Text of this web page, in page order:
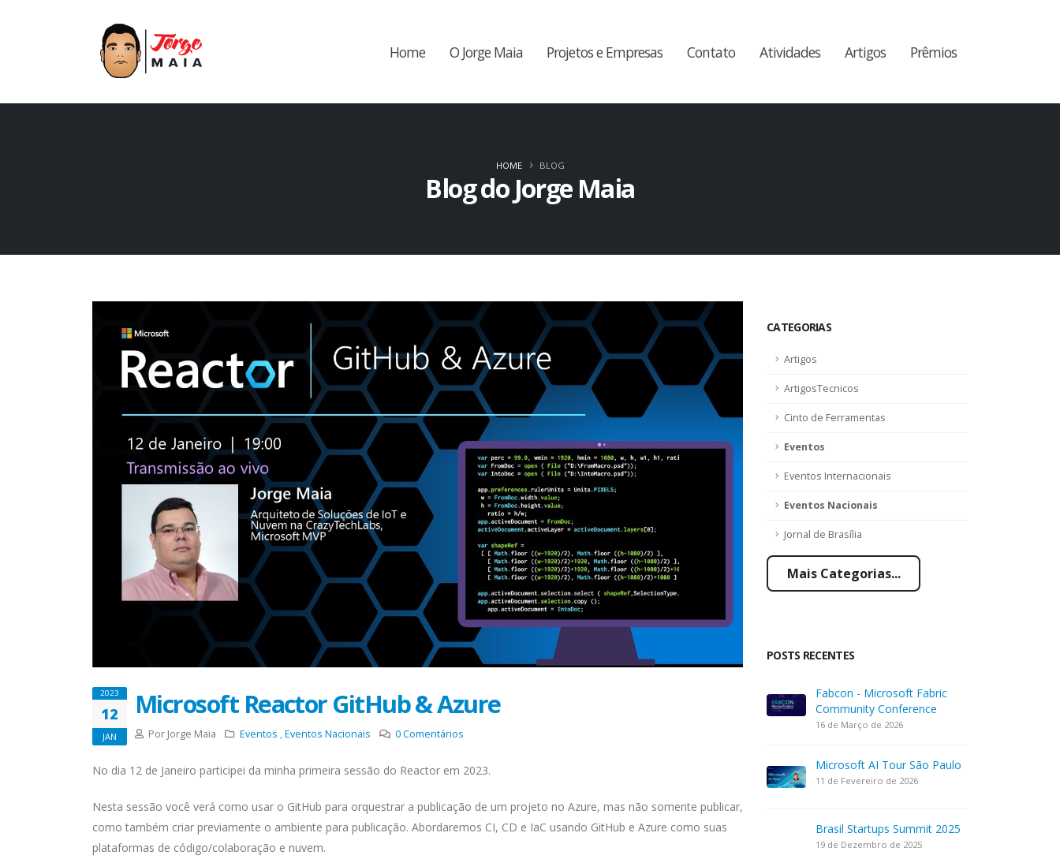
Home O Jorge Maia Projetos e Empresas Contato Atividades Artigos Prêmios
Blog do Jorge Maia
HOME BLOG
CATEGORIAS
Artigos
ArtigosTecnicos
Cinto de Ferramentas
Eventos
Eventos Internacionais
Eventos Nacionais
Jornal de Brasília
Mais Categorias...
POSTS RECENTES
Fabcon - Microsoft Fabric
Community Conference
16 de Março de 2026
Microsoft AI Tour São Paulo
11 de Fevereiro de 2026
Brasil Startups Summit 2025
19 de Dezembro de 2025
2023
12
JAN
Microsoft Reactor GitHub & Azure
Por Jorge Maia Eventos ,Eventos Nacionais 0Comentários
No dia 12 de Janeiro participei da minha primeira sessão do Reactor em 2023.
Nesta sessão você verá como usar o GitHub para orquestrar a publicação de um projeto no Azure, mas não somente publicar,
como também criar previamente o ambiente para publicação. Abordaremos CI, CD e IaC usando GitHub e Azure como suas
plataformas de código/colaboração e nuvem.